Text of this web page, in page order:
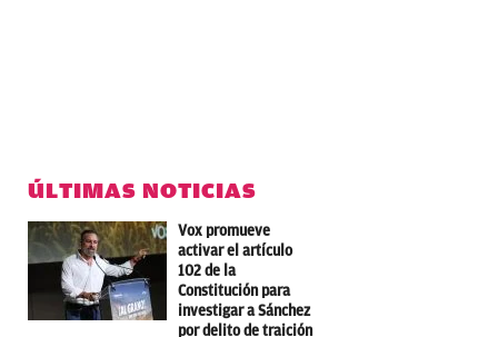
ÚLTIMAS NOTICIAS
Vox promueve
activar el artículo
102 de la
Constitución para
investigar a Sánchez
por delito de traición